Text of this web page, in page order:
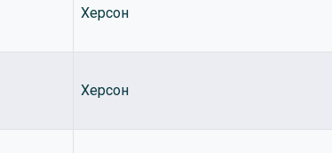
Херсон
Херсон